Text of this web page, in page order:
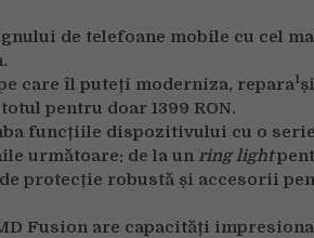
de telefoane mobile cu cel
care îl puteți moderniza, repara1
pentru doar 1399 RON.
funcțiile dispozitivului cu o serie
următoare: de la un ring light
protecție robustă și accesorii
Fusion are capacități